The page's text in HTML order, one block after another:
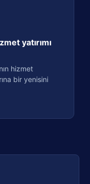
yatırımı
hizmet
bir yenisini